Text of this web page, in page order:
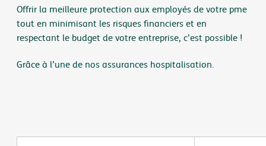
Offrir la meilleure protection aux employés de votre pme
tout en minimisant les risques financiers et en
respectant le budget de votre entreprise, c’est possible !
Grâce à l’une de nos assurances hospitalisation.